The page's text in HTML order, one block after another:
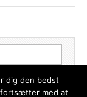
dig den bedst
fortsætter med at